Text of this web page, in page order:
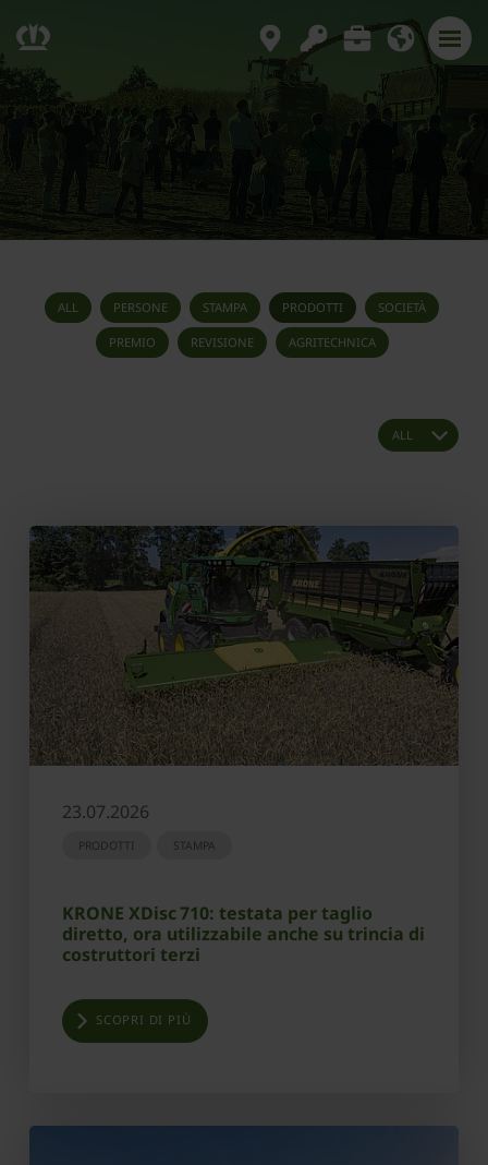
ALL PERSONE STAMPA PRODOTTI SOCIETÀ
PREMIO REVISIONE AGRITECHNICA
23.07.2026
PRODOTTI STAMPA
KRONE XDisc 710: testata per taglio
diretto, ora utilizzabile anche su trincia di
costruttori terzi
SCOPRI DI PIÙ